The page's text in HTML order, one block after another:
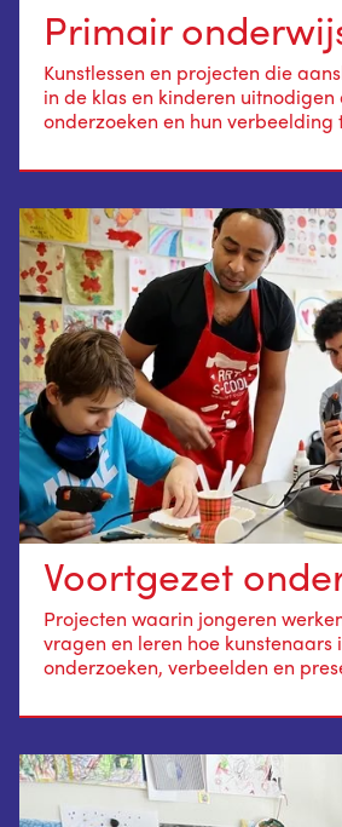
Primair
Kunstlessen en projecten die
in de klas en kinderen uitnodigen
onderzoeken en hun verbeelding
Voortgezet
Projecten waarin jongeren
vragen en leren hoe kunstenaars
onderzoeken, verbeelden en